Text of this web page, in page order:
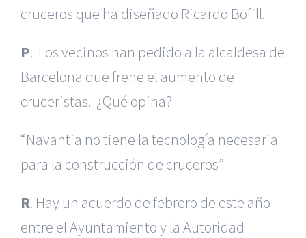
cruceros que ha diseñado Ricardo Bofill.
P. Los vecinos han pedido a la alcaldesa de
Barcelona que frene el aumento de
cruceristas. ¿Qué opina?
“Navantia no tiene la tecnología necesaria
para la construcción de cruceros”
R. Hay un acuerdo de febrero de este año
entre el Ayuntamiento y la Autoridad